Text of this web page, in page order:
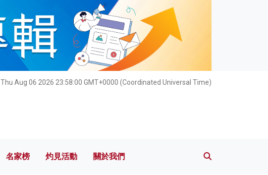
Thu Aug 06 2026 23:58:01 GMT+0000 (Coordinated Universal Time)
名家榜 灼見活動 關於我們
名家榜 灼見活動 關於我們